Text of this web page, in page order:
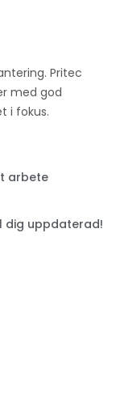
Pritec
med god
i fokus.
arbete
dig uppdaterad!